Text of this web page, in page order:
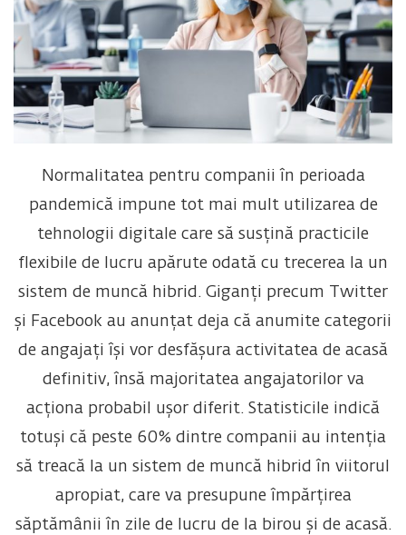
Normalitatea pentru companii în perioada
pandemică impune tot mai mult utilizarea de
tehnologii digitale care să susțină practicile
flexibile de lucru apărute odată cu trecerea la un
sistem de muncă hibrid. Giganți precum Twitter
și Facebook au anunțat deja că anumite categorii
de angajați își vor desfășura activitatea de acasă
definitiv, însă majoritatea angajatorilor va
acționa probabil ușor diferit. Statisticile indică
totuși că peste 60% dintre companii au intenția
să treacă la un sistem de muncă hibrid în viitorul
apropiat, care va presupune împărțirea
săptămânii în zile de lucru de la birou și de acasă.